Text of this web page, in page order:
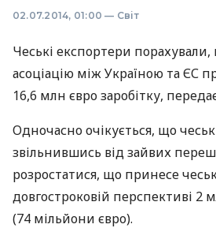
02.07.2014, 01:00 — Світ
Чеські експортери
асоціацію між Україною та ЄС
16,6 млн євро заробітку,
Одночасно очікується, що
звільнившись від зайвих
розростатися, що принесе
довгостроковій перспективі
(74 мільйони євро).